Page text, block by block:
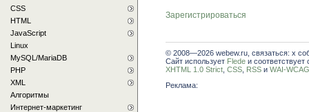
Зарегистрироваться
© 2008—2026 webew.ru, связаться: x
Сайт использует Flede и соответствует
XHTML 1.0 Strict CSS RSS и WAI-
Реклама:
CSS
HTML
JavaScript
Linux
MySQL/MariaDB
PHP
XML
Алгоритмы
Интернет-маркетинг